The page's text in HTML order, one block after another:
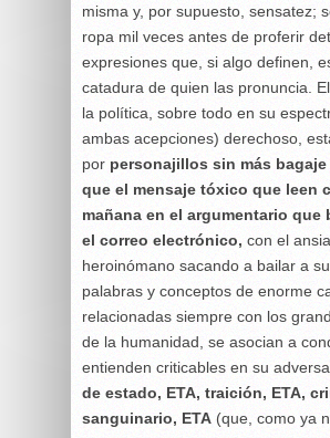
misma y, por supuesto, sensatez;
ropa mil veces antes de proferir
expresiones que, si algo definen,
catadura de quien las pronuncia.
la política, sobre todo en su
ambas acepciones) derechoso,
por personajillos sin más bagaje
que el mensaje tóxico que leen
mañana en el argumentario que
el correo electrónico, con el
heroinómano sacando a bailar a
palabras y conceptos de enorme
relacionadas siempre con los
de la humanidad, se asocian a
entienden criticables en su
de estado, ETA, traición, ETA,
sanguinario, ETA (que, como ya